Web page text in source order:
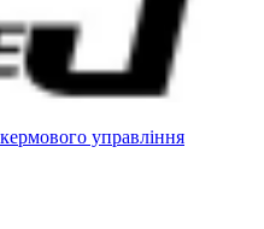
управління